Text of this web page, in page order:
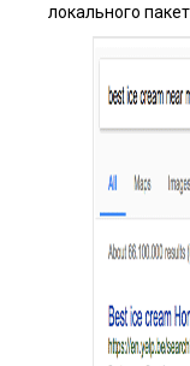
локального